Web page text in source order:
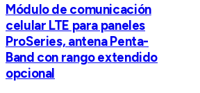
Módulo de comunicación
celular LTE para paneles
ProSeries, antena Penta-
Band con rango extendido
opcional